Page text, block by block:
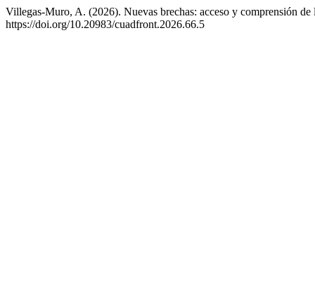
Villegas-Muro, A. (2026). Nuevas brechas: acceso y comprensión
https://doi.org/10.20983/cuadfront.2026.66.5